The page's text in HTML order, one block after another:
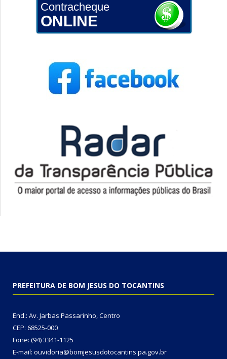
Contracheque
ONLINE
PREFEITURA DE BOM JESUS DO TOCANTINS
End.: Av. Jarbas Passarinho, Centro
CEP: 68525-000
Fone: (94) 3341-1125
E-mail: ouvidoria@bomjesusdotocantins.pa.gov.br